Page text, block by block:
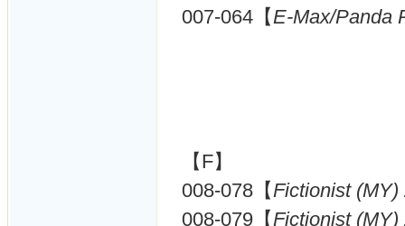
007-064【E-Max/Panda
【F】
008-078【Fictionist (MY)
008-079【Fictionist (MY)